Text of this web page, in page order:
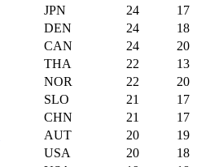
JPN 24
17
DEN 24
18
CAN 24
20
THA 22
13
NOR 22
20
SLO 21
17
CHN 21
17
AUT 20
19
USA 20
18